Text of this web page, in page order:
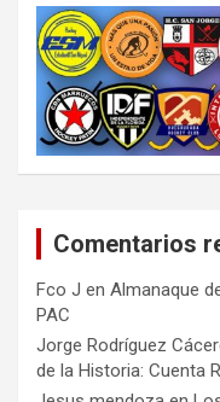
Comentarios
Fco J en Almanaque
PAC
Jorge Rodríguez
de la Historia: Cuenta